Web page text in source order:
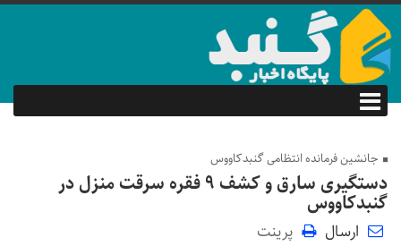
جانشين فرمانده انتظامی گنبدكاووس
دستگیری سارق و کشف ۹ فقره سرقت منزل در
گنبدکاووس
ارسال پرینت